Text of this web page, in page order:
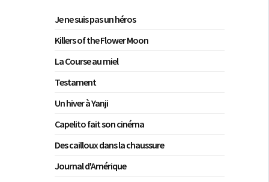
Je ne suis pas un héros
Killers of the Flower Moon
La Course au miel
Testament
Un hiver à Yanji
Capelito fait son cinéma
Des cailloux dans la chaussure
Journal d'Amérique